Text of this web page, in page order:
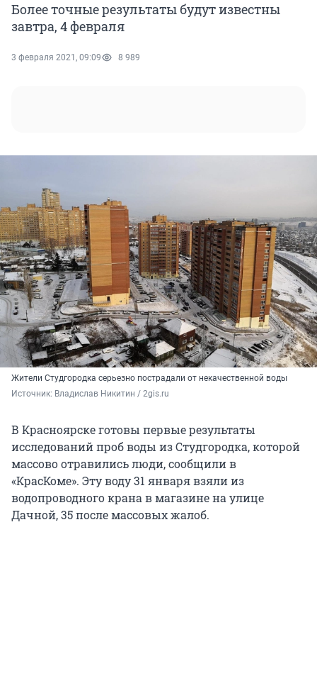
Более точные результаты будут известны
завтра, 4 февраля
3 февраля 2021, 09:09 8 989
Жители Студгородка серьезно пострадали от некачественной воды
Источник: Владислав Никитин / 2gis.ru
В Красноярске готовы первые результаты
исследований проб воды из Студгородка, которой
массово отравились люди, сообщили в
«КрасКоме». Эту воду 31 января взяли из
водопроводного крана в магазине на улице
Дачной, 35 после массовых жалоб.